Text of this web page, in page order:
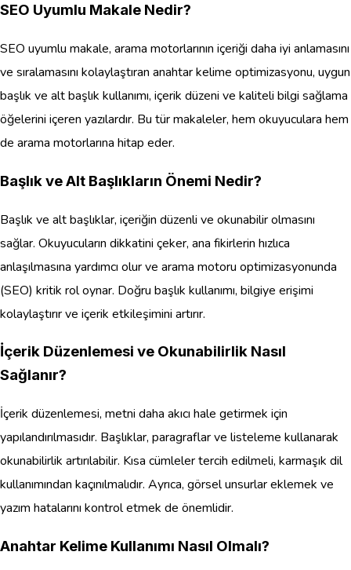
SEO Uyumlu Makale Nedir?
SEO uyumlu makale, arama motorlarının içeriği daha iyi anlamasını
ve sıralamasını kolaylaştıran anahtar kelime optimizasyonu, uygun
başlık ve alt başlık kullanımı, içerik düzeni ve kaliteli bilgi sağlama
öğelerini içeren yazılardır. Bu tür makaleler, hem okuyuculara hem
de arama motorlarına hitap eder.
Başlık ve Alt Başlıkların Önemi Nedir?
Başlık ve alt başlıklar, içeriğin düzenli ve okunabilir olmasını
sağlar. Okuyucuların dikkatini çeker, ana fikirlerin hızlıca
anlaşılmasına yardımcı olur ve arama motoru optimizasyonunda
(SEO) kritik rol oynar. Doğru başlık kullanımı, bilgiye erişimi
kolaylaştırır ve içerik etkileşimini artırır.
İçerik Düzenlemesi ve Okunabilirlik Nasıl
Sağlanır?
İçerik düzenlemesi, metni daha akıcı hale getirmek için
yapılandırılmasıdır. Başlıklar, paragraflar ve listeleme kullanarak
okunabilirlik artırılabilir. Kısa cümleler tercih edilmeli, karmaşık dil
kullanımından kaçınılmalıdır. Ayrıca, görsel unsurlar eklemek ve
yazım hatalarını kontrol etmek de önemlidir.
Anahtar Kelime Kullanımı Nasıl Olmalı?